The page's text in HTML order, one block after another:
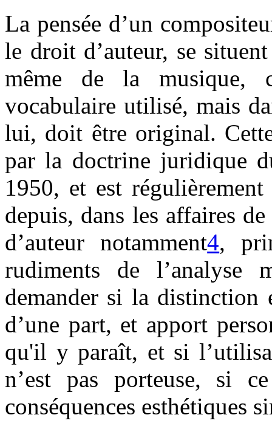
La pensée d’un
le droit d’auteur, se
même de la musique,
vocabulaire utilisé, mais
lui, doit être original.
par la doctrine juridique
1950, et est
depuis, dans les affaires
d’auteur notamment4,
rudiments de l’analyse
demander si la
d’une part, et apport
qu'il y paraît, et si
n’est pas porteuse, si
conséquences esthétiques